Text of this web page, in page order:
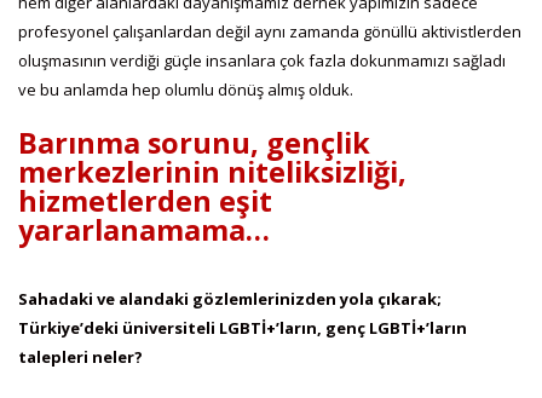
profesyonel çalışanlardan değil aynı zamanda gönüllü aktivistlerden
oluşmasının verdiği güçle insanlara çok fazla dokunmamızı sağladı
ve bu anlamda hep olumlu dönüş almış olduk.
Barınma sorunu, gençlik
merkezlerinin niteliksizliği,
hizmetlerden eşit
yararlanamama…
Sahadaki ve alandaki gözlemlerinizden yola çıkarak;
Türkiye’deki üniversiteli LGBTİ+’ların, genç LGBTİ+’ların
talepleri neler?